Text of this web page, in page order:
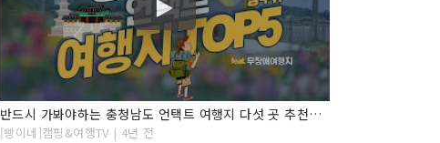
반드시 가봐야하는 충청남도 언택트 여행지 다섯 곳 추천해드립니다. 누구나 갈 수 있는 무장애여행지로 선별했습니다.
[빵이네]캠핑&여행TV | 4년 전